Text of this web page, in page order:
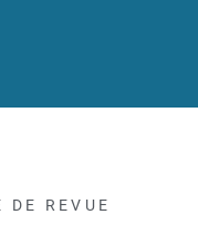
DE REVUE